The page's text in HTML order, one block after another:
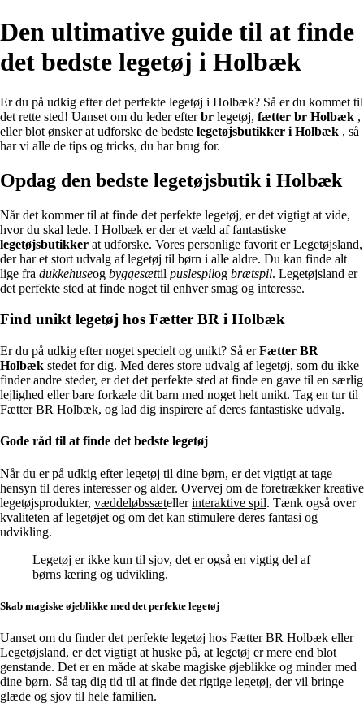
Den ultimative guide til at finde
det bedste legetøj i Holbæk
Er du på udkig efter det perfekte legetøj i Holbæk? Så er du kommet til
det rette sted! Uanset om du leder efterbr legetøj, fætter br Holbæk ,
eller blot ønsker at udforske de bedste legetøjsbutikker i Holbæk , så
har vi alle de tips og tricks, du har brug for.
Opdag den bedste legetøjsbutik i Holbæk
Når det kommer til at finde det perfekte legetøj, er det vigtigt at vide,
hvor du skal lede. I Holbæk er der et væld af fantastiske
legetøjsbutikker at udforske. Vores personlige favorit er Legetøjsland,
der har et stort udvalg af legetøj til børn i alle aldre. Du kan finde alt
lige fra dukkehuseog byggesættil puslespilog brætspil. Legetøjsland er
det perfekte sted at finde noget til enhver smag og interesse.
Find unikt legetøj hos Fætter BR i Holbæk
Er du på udkig efter noget specielt og unikt? Så erFætter BR
Holbæk stedet for dig. Med deres store udvalg af legetøj, som du ikke
finder andre steder, er det det perfekte sted at finde en gave til en særlig
lejlighed eller bare forkæle dit barn med noget helt unikt. Tag en tur til
Fætter BR Holbæk, og lad dig inspirere af deres fantastiske udvalg.
Gode råd til at finde det bedste legetøj
Når du er på udkig efter legetøj til dine børn, er det vigtigt at tage
hensyn til deres interesser og alder. Overvej om de foretrækker kreative
legetøjsprodukter, væddeløbssætellerinteraktive spil. Tænk også over
kvaliteten af legetøjet og om det kan stimulere deres fantasi og
udvikling.
Legetøj er ikke kun til sjov, det er også en vigtig del af
børns læring og udvikling.
Skab magiske øjeblikke med det perfekte legetøj
Uanset om du finder det perfekte legetøj hos Fætter BR Holbæk eller
Legetøjsland, er det vigtigt at huske på, at legetøj er mere end blot
genstande. Det er en måde at skabe magiske øjeblikke og minder med
dine børn. Så tag dig tid til at finde det rigtige legetøj, der vil bringe
glæde og sjov til hele familien.